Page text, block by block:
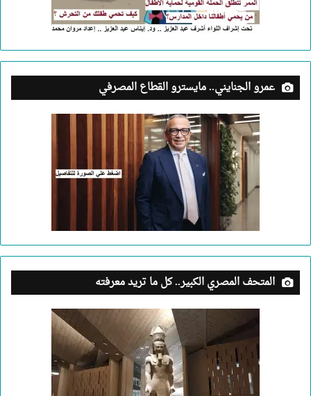
عمرو الجنايني.. مايسترو القطاع المصرفي
المتحف المصري الكبير.. كل ما تريد معرفته